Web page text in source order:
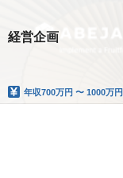
経営企画
年収700万円 〜 1000万円